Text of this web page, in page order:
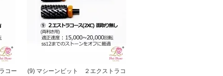
コー
(9) マシーンビット ２エクストラコ